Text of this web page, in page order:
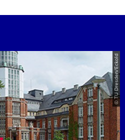
© TU Dresden/Eckold